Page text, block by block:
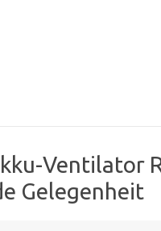
Ventilator
Gelegenheit